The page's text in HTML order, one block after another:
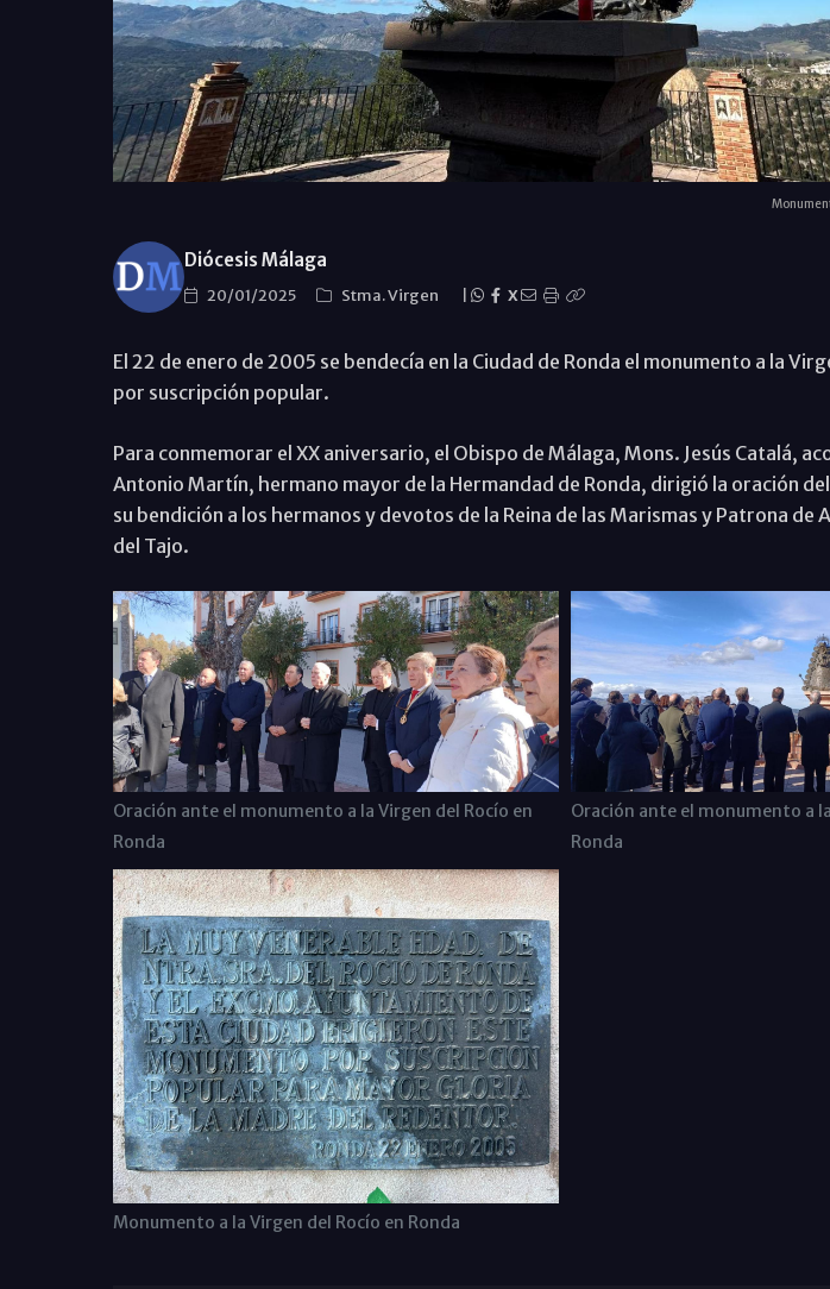
Diócesis Málaga
20/01/2025 Stma. Virgen X
El 22 de enero de 2005 se bendecía en la Ciudad de Ronda el monumento a la
por suscripción popular.
Para conmemorar el XX aniversario, el Obispo de Málaga, Mons. Jesús Catalá,
Antonio Martín, hermano mayor de la Hermandad de Ronda, dirigió la oración
su bendición a los hermanos y devotos de la Reina de las Marismas y Patrona de
del Tajo.
Oración ante el monumento a la Virgen del Rocío en
Ronda
Oración ante el monumento a
Ronda
Monumento a la Virgen del Rocío en Ronda